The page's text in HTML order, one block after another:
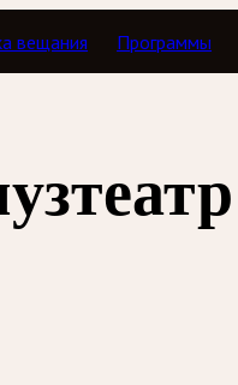
вещания Программы